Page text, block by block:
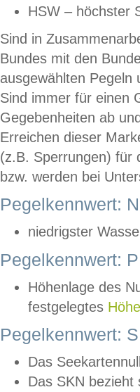
HSW – höchster
Sind in
Bundes mit den
ausgewählten
Sind immer für einen
Gegebenheiten ab
Erreichen dieser
(z.B. Sperrungen) für
bzw. werden bei
Pegelkennwert:
niedrigster
Pegelkennwert:
Höhenlage des
festgelegtes
Pegelkennwert:
Das
Das SKN